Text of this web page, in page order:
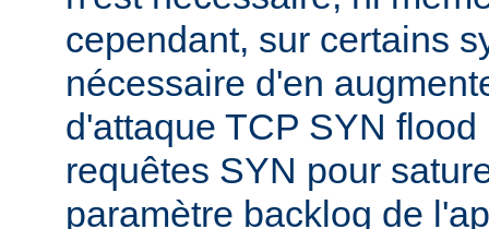
cependant, sur certains
nécessaire d'en
d'attaque TCP SYN
requêtes SYN pour
paramètre backlog de